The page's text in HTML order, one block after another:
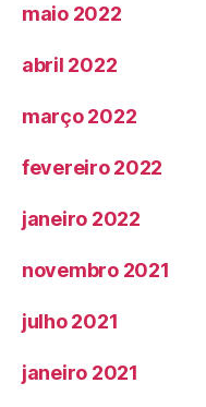
maio 2022
abril 2022
março 2022
fevereiro 2022
janeiro 2022
novembro 2021
julho 2021
janeiro 2021